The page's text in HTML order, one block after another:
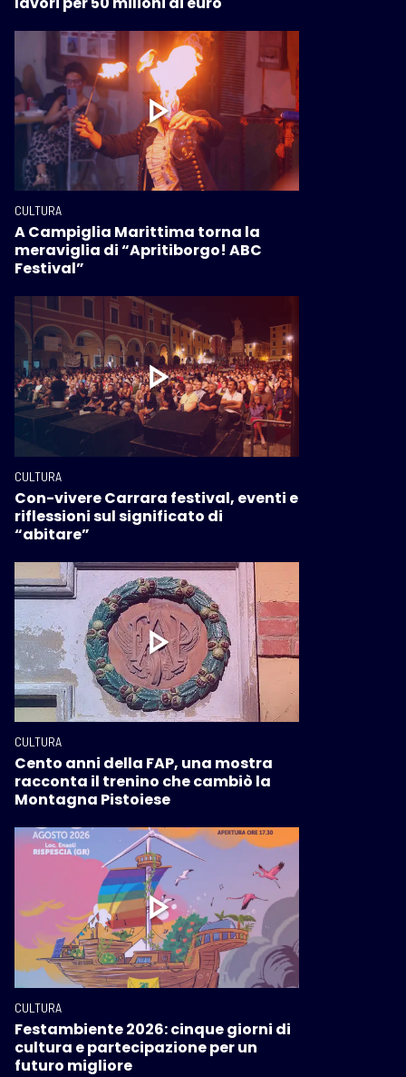
CULTURA
A Campiglia Marittima torna la
meraviglia di “Apritiborgo! ABC
Festival”
CULTURA
Con-vivere Carrara festival, eventi e
riflessioni sul significato di
“abitare”
CULTURA
Cento anni della FAP, una mostra
racconta il trenino che cambiò la
Montagna Pistoiese
CULTURA
Festambiente 2026: cinque giorni di
cultura e partecipazione per un
futuro migliore